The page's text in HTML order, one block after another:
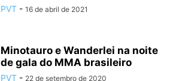
PVT - 16 de abril de 2021
Minotauro e Wanderlei na noite
de gala do MMA brasileiro
PVT - 22 de setembro de 2020